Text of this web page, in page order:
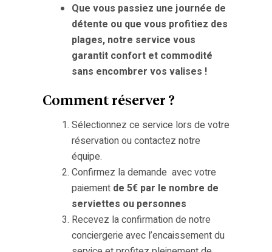
Que vous passiez une journée de
détente ou que vous profitiez des
plages, notre service vous
garantit confort et commodité
sans encombrer vos valises !
Comment réserver ?
Sélectionnez ce service lors de votre
réservation ou contactez notre
équipe.
Confirmez la demande avec votre
paiement de 5€ par le nombre de
serviettes ou personnes
Recevez la confirmation de notre
conciergerie avec l’encaissement du